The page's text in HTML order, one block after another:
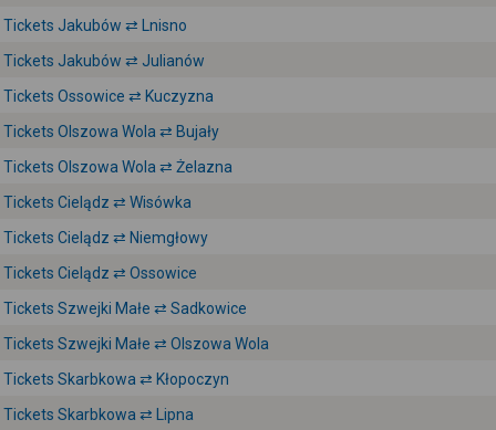
Tickets Jakubów ⇄ Lnisno
Tickets Jakubów ⇄ Julianów
Tickets Ossowice ⇄ Kuczyzna
Tickets Olszowa Wola ⇄ Bujały
Tickets Olszowa Wola ⇄ Żelazna
Tickets Cielądz ⇄ Wisówka
Tickets Cielądz ⇄ Niemgłowy
Tickets Cielądz ⇄ Ossowice
Tickets Szwejki Małe ⇄ Sadkowice
Tickets Szwejki Małe ⇄ Olszowa Wola
Tickets Skarbkowa ⇄ Kłopoczyn
Tickets Skarbkowa ⇄ Lipna